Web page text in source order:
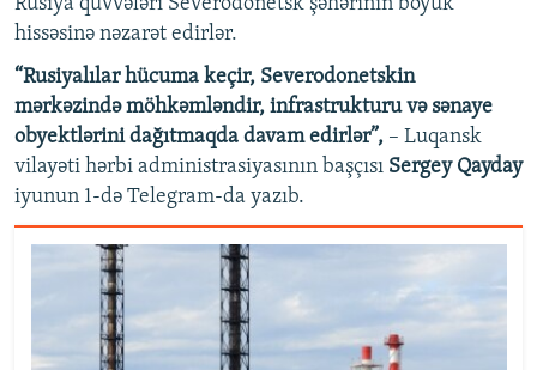
Rusiya qüvvələri Severodonetsk şəhərinin böyük
hissəsinə nəzarət edirlər.
“Rusiyalılar hücuma keçir, Severodonetskin
mərkəzində möhkəmləndir, infrastrukturu və sənaye
obyektlərini dağıtmaqda davam edirlər”, – Luqansk
vilayəti hərbi administrasiyasının başçısı Sergey Qayday
iyunun 1-də Telegram-da yazıb.